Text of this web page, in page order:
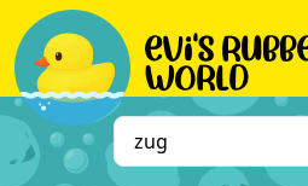
evi's
world